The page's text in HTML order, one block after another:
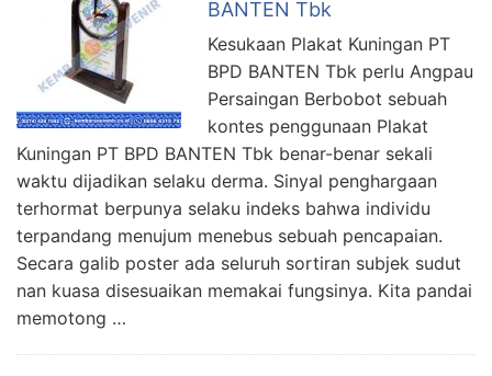
BANTEN Tbk
Kesukaan Plakat Kuningan PT
BPD BANTEN Tbk perlu Angpau
Persaingan Berbobot sebuah
kontes penggunaan Plakat
Kuningan PT BPD BANTEN Tbk benar-benar sekali
waktu dijadikan selaku derma. Sinyal penghargaan
terhormat berpunya selaku indeks bahwa individu
terpandang menujum menebus sebuah pencapaian.
Secara galib poster ada seluruh sortiran subjek sudut
nan kuasa disesuaikan memakai fungsinya. Kita pandai
memotong …